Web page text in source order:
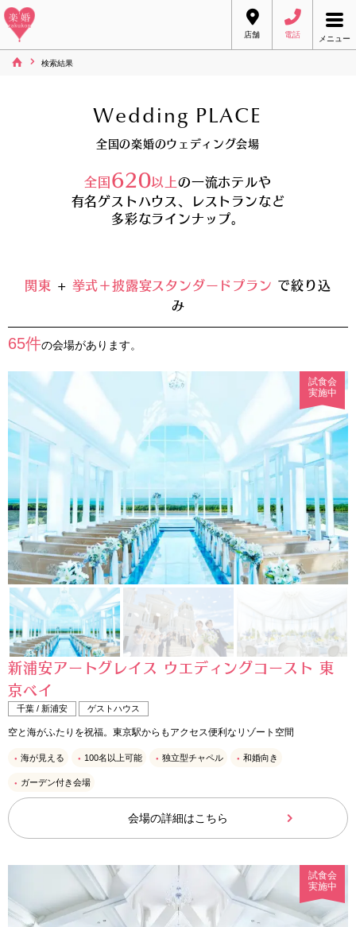
店舗 電話 メニュー
検索結果
Wedding PLACE
全国の楽婚のウェディング会場
全国620以上の一流ホテルや
有名ゲストハウス、レストランなど
多彩なラインナップ。
関東 + 挙式＋披露宴スタンダードプラン で絞り込
み
65件の会場があります。
試食会
実施中
新浦安アートグレイス ウエディングコースト 東
京ベイ
千葉 / 新浦安 ゲストハウス
空と海がふたりを祝福。東京駅からもアクセス便利なリゾート空間
海が見える 100名以上可能 独立型チャペル 和婚向き
ガーデン付き会場
会場の詳細はこちら
試食会
実施中